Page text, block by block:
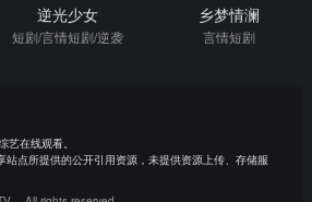
逆光少女
短剧/言情短剧/逆袭
乡梦情澜
言情短剧
在线观看。
站点所提供的公开引用资源，未提供资源上传、存储服